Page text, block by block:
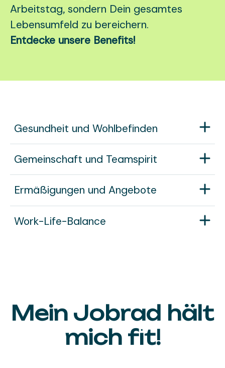
Arbeitstag, sondern Dein gesamtes
Lebensumfeld zu bereichern.
Entdecke unsere Benefits!
Gesundheit und Wohlbefinden
Gemeinschaft und Teamspirit
Ermäßigungen und Angebote
Work-Life-Balance
Mein Jobrad hält
mich fit!